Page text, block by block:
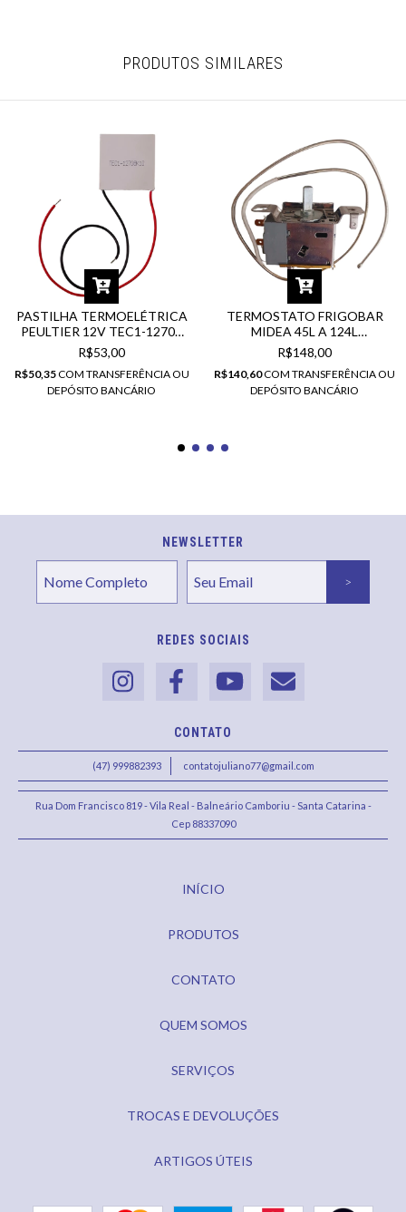
PRODUTOS SIMILARES
PASTILHA TERMOELÉTRICA
PEULTIER 12V TEC1-12708
77W - 40X40MM
R$53,00
R$50,35COM TRANSFERÊNCIA OU
DEPÓSITO BANCÁRIO
TERMOSTATO FRIGOBAR
MIDEA 45L A 124L
17431000001375
R$148,00
R$140,60COM TRANSFERÊNCIA OU
DEPÓSITO BANCÁRIO
NEWSLETTER
REDES SOCIAIS
CONTATO
(47) 999882393 contatojuliano77@gmail.com
Rua Dom Francisco 819 - Vila Real - Balneário Camboriu - Santa Catarina -
Cep 88337090
INÍCIO
PRODUTOS
CONTATO
QUEM SOMOS
SERVIÇOS
TROCAS E DEVOLUÇÕES
ARTIGOS ÚTEIS